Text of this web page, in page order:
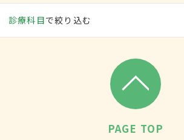
診療科目で絞り込む
PAGE TOP